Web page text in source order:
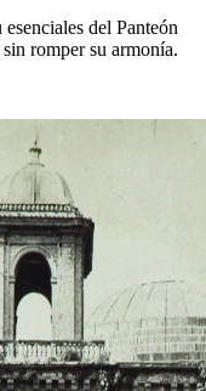
del Panteón
romper su armonía.